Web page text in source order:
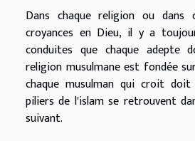
Dans chaque religion ou dans
croyances en Dieu, il y a
conduites que chaque adepte
religion musulmane est fondée
chaque musulman qui croit
piliers de l'islam se retrouvent
suivant.